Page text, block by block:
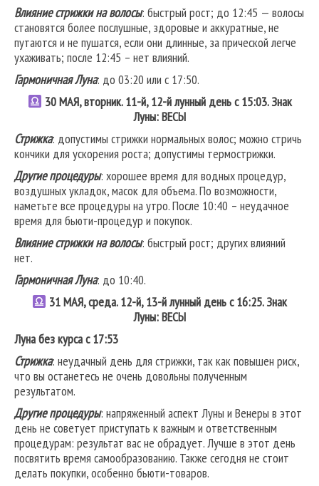
Влияние стрижки на волосы: быстрый рост; до 12:45 — волосы
становятся более послушные, здоровые и аккуратные, не
путаются и не пушатся, если они длинные, за прической легче
ухаживать; после 12:45 – нет влияний.
Гармоничная Луна: до 03:20 или с 17:50.
30 МАЯ, вторник. 11-й, 12-й лунный день с 15:03. Знак
Луны: ВЕСЫ
Стрижка: допустимы стрижки нормальных волос; можно стричь
кончики для ускорения роста; допустимы термострижки.
Другие процедуры: хорошее время для водных процедур,
воздушных укладок, масок для объема. По возможности,
наметьте все процедуры на утро. После 10:40 – неудачное
время для бьюти-процедур и покупок.
Влияние стрижки на волосы: быстрый рост; других влияний
нет.
Гармоничная Луна: до 10:40.
31 МАЯ, среда. 12-й, 13-й лунный день с 16:25. Знак
Луны:ВЕСЫ
Луна без курса с 17:53
Стрижка: неудачный день для стрижки, так как повышен риск,
что вы останетесь не очень довольны полученным
результатом.
Другие процедуры: напряженный аспект Луны и Венеры в этот
день не советует приступать к важным и ответственным
процедурам: результат вас не обрадует. Лучше в этот день
посвятить время самообразованию. Также сегодня не стоит
делать покупки, особенно бьюти-товаров.